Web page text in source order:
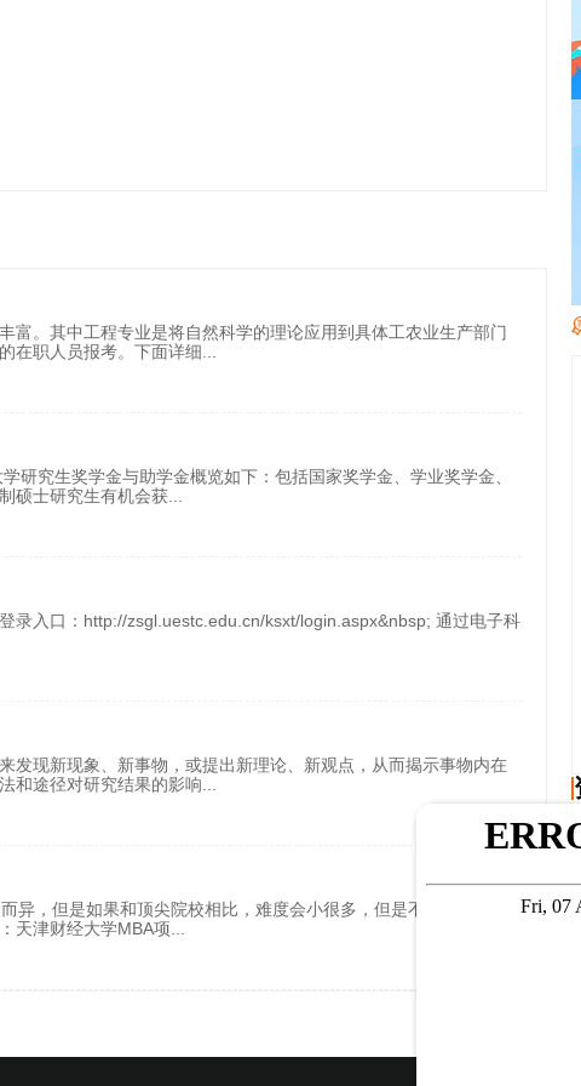
富。其中工程专业是将自然科学的理论应用到具体工农业生产部门
在职人员报考。下面详细
研究生奖学金与助学金概览如下：包括国家奖学金、学业奖学金、
硕士研究生有机会获
录入口：http://zsgl.uestc.edu.cn/ksxt/login.aspx&nbsp; 通过电子科
发现新现象、新事物，或提出新理论、新观点，从而揭示事物内在
和途径对研究结果的影响
，但是如果和顶尖院校相比，难度会小很多，但是不能掉以轻
天津财经大学MBA项